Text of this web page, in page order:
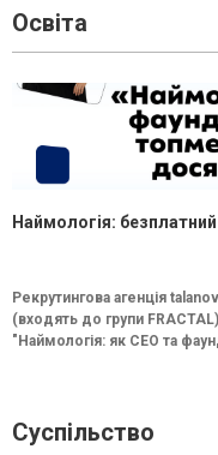
Освіта
Наймологія:
Рекрутингова агенція
(входять до групи
"Наймологія: як СEO та
Суспільство